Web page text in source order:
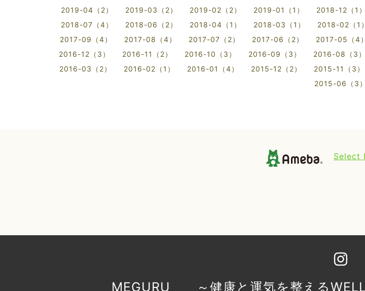
2019-04（2）
2019-03（2） 2019-02（2） 2019-01（1） 2018-12（1）
2018-07（4）
2018-06（2） 2018-04（1） 2018-03（1） 2018-02（1）
2017-09（4）
2017-08（4） 2017-07（2） 2017-06（2） 2017-05（4）
2016-12（3）
2016-11（2） 2016-10（3） 2016-09（3） 2016-08（3）
2016-03（2）
2016-02（1） 2016-01（4） 2015-12（2） 2015-11（3）
2015-06（3）
Select
MEGURU ～健康と運気を整える